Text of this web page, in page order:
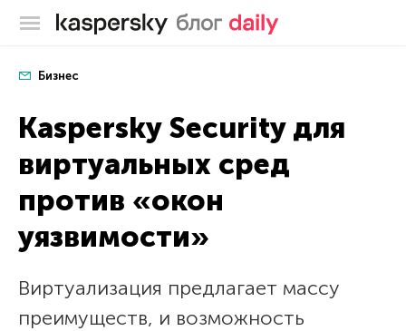
Блог Касперского
Бизнес
Kaspersky Security для
виртуальных сред
против «окон
уязвимости»
Виртуализация предлагает массу
преимуществ, и возможность